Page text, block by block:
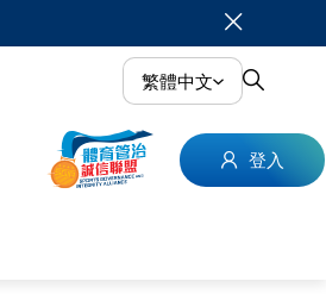
繁體中文
登入